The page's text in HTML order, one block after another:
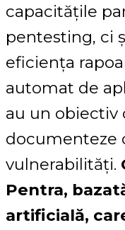
capacitățile
pentesting, ci
eficiența
automat de
au un obiectiv
documenteze
vulnerabilități.
Pentra,
artificială,